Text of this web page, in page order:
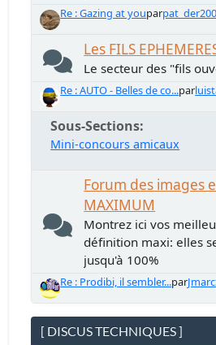
Re : Gazing at youpar
Les FILS
Le secteur des "fils
Re : AUTO - Belles de co...par
Sous-Sections
Mini-concours amicaux
Forum des images
MAXIMUM
Montrez ici vos
définition maxi: elles
jusqu'à 100%
Re : Prodibi, il sembler...par
[ DISCUS TECHNIQUES ]